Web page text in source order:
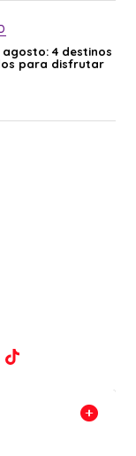
4 destinos
para disfrutar